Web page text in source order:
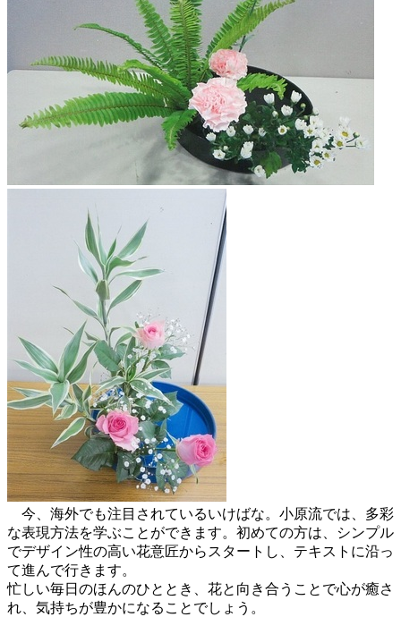
今、海外でも注目されているいけばな。小原流では、多彩
な表現方法を学ぶことができます。初めての方は、シンプル
でデザイン性の高い花意匠からスタートし、テキストに沿っ
て進んで行きます。
忙しい毎日のほんのひととき、花と向き合うことで心が癒さ
れ、気持ちが豊かになることでしょう。